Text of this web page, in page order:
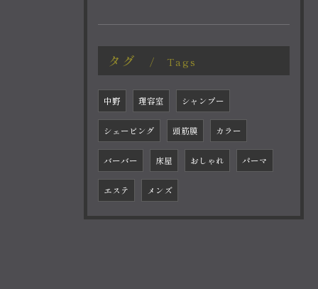
タグ Tags
中野 理容室 シャンプー
シェービング 頭筋膜 カラー
バーバー 床屋 おしゃれ パーマ
エステ メンズ